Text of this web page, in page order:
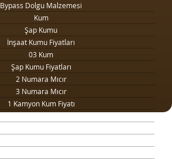
Bypass Dolgu Malzemesi
Kum
Şap Kumu
İnşaat Kumu Fiyatları
03 Kum
Şap Kumu Fiyatları
2 Numara Mıcır
3 Numara Mıcır
1 Kamyon Kum Fiyatı